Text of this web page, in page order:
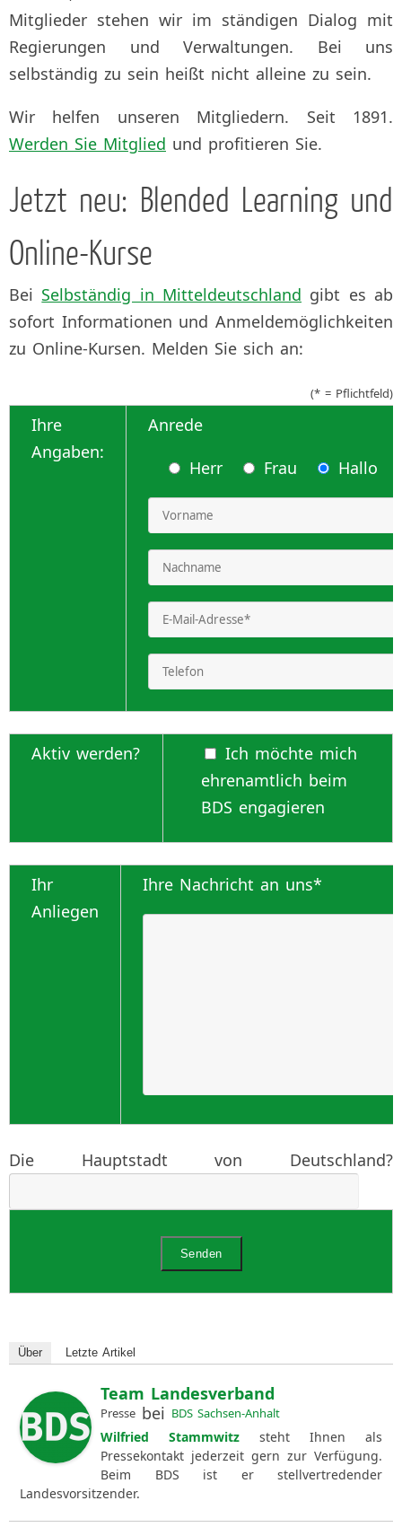
Mitglieder stehen wir im ständigen Dialog mit
Regierungen und Verwaltungen. Bei uns
selbständig zu sein heißt nicht alleine zu sein.
Wir helfen unseren Mitgliedern. Seit 1891.
Werden Sie Mitglied und profitieren Sie.
Jetzt neu: Blended Learning und
Online-Kurse
Bei Selbständig in Mitteldeutschland gibt es ab
sofort Informationen und Anmeldemöglichkeiten
zu Online-Kursen. Melden Sie sich an:
(* = Pflichtfeld)
Ihre
Angaben:
Anrede
Herr
Frau Hallo
Aktiv werden?
Ich möchte mich
ehrenamtlich beim
BDS engagieren
Ihr
Anliegen
Ihre Nachricht an uns*
Die Hauptstadt von Deutschland?
Über Letzte Artikel
Team Landesverband
Presse bei BDS Sachsen-Anhalt
Wilfried Stammwitz steht Ihnen als
Pressekontakt jederzeit gern zur Verfügung.
Beim BDS ist er stellvertredender
Landesvorsitzender.